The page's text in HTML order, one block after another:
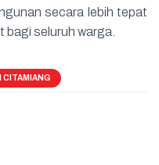
secara lebih tepat
seluruh warga.
CITAMIANG